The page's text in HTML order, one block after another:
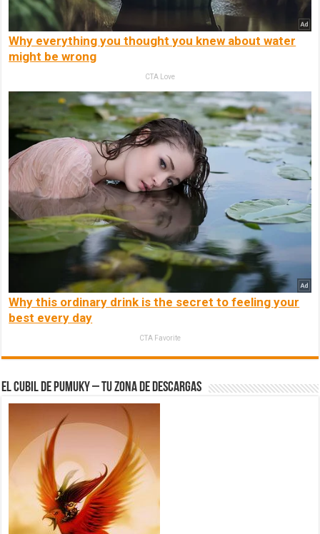
Why everything you thought you knew about water
might be wrong
CTA Love
Why this ordinary drink is the secret to feeling your
best every day
CTA Favorite
El Cubil de Pumuky – Tu zona de Descargas